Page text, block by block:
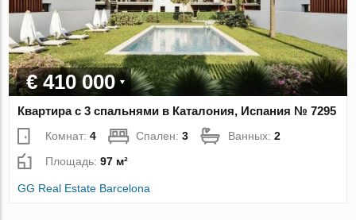
€ 410 000
Квартира с 3 спальнями в Каталония, Испания № 7295
Комнат:4 Спален:3 Ванных:2
Площадь:97 м²
GG Real Estate Barcelona